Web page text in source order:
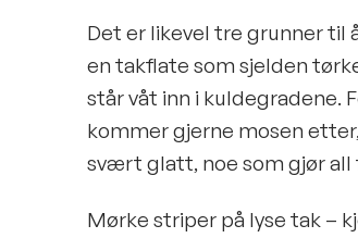
Det er likevel tre grunner til
en takflate som sjelden
står våt inn i kuldegradene.
kommer gjerne mosen
svært glatt, noe som gjør
Mørke striper på lyse tak –